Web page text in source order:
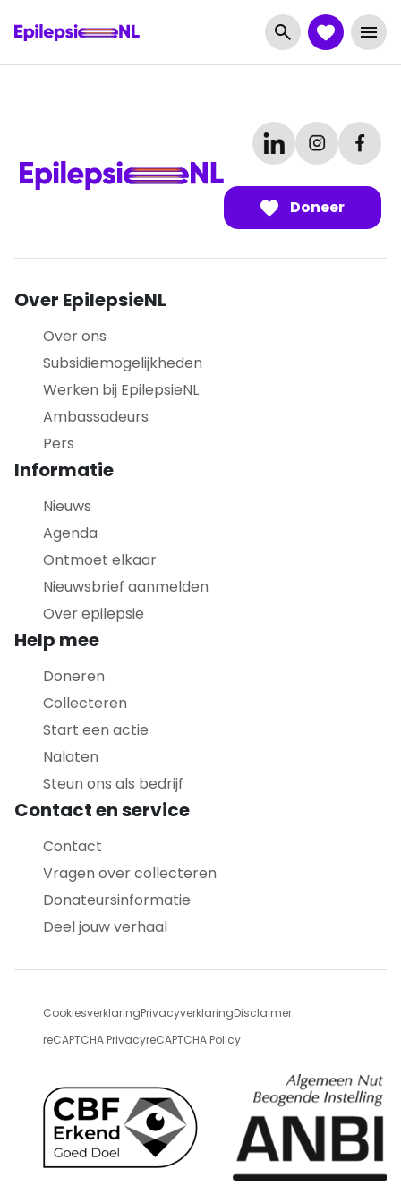
Doneer
Over EpilepsieNL
Over ons
Subsidiemogelijkheden
Werken bij EpilepsieNL
Ambassadeurs
Pers
Informatie
Nieuws
Agenda
Ontmoet elkaar
Nieuwsbrief aanmelden
Over epilepsie
Help mee
Doneren
Collecteren
Start een actie
Nalaten
Steun ons als bedrijf
Contact en service
Contact
Vragen over collecteren
Donateursinformatie
Deel jouw verhaal
CookiesverklaringPrivacyverklaringDisclaimer
reCAPTCHA PrivacyreCAPTCHA Policy